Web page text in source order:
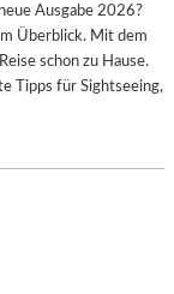
Ausgabe 2026?
Überblick. Mit dem
schon zu Hause.
Tipps für Sightseeing,